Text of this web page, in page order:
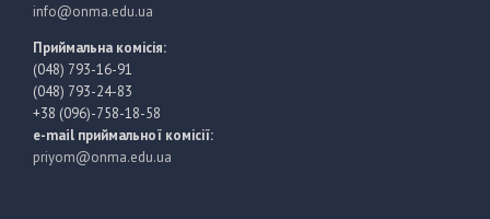
info@onma.edu.ua
Приймальна комісія:
(048) 793-16-91
(048) 793-24-83
+38 (096)-758-18-58
e-mail приймальної комісії:
priyom@onma.edu.ua